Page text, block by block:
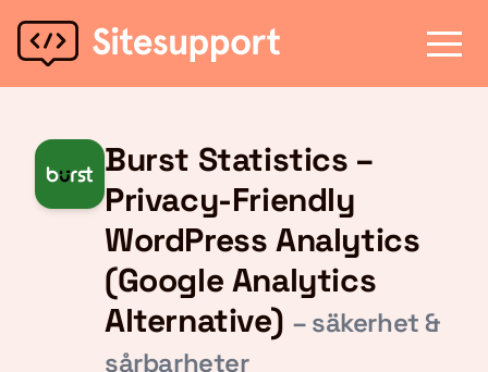
Burst Statistics –
Privacy-Friendly
WordPress Analytics
(Google Analytics
Alternative) – säkerhet &
sårbarheter